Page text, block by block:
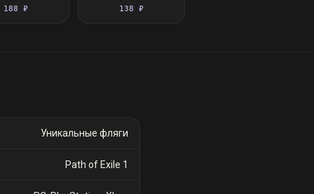
188 ₽
флакон
138 ₽
Уникальные фляги
Path of Exile 1